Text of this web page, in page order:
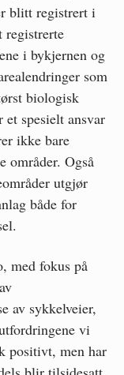
blitt registrert i
registrerte
i bykjernen og
som
biologisk
spesielt ansvar
ikke bare
områder. Også
utgjør
både for
med fokus på
av sykkelveier,
vi
positivt, men har